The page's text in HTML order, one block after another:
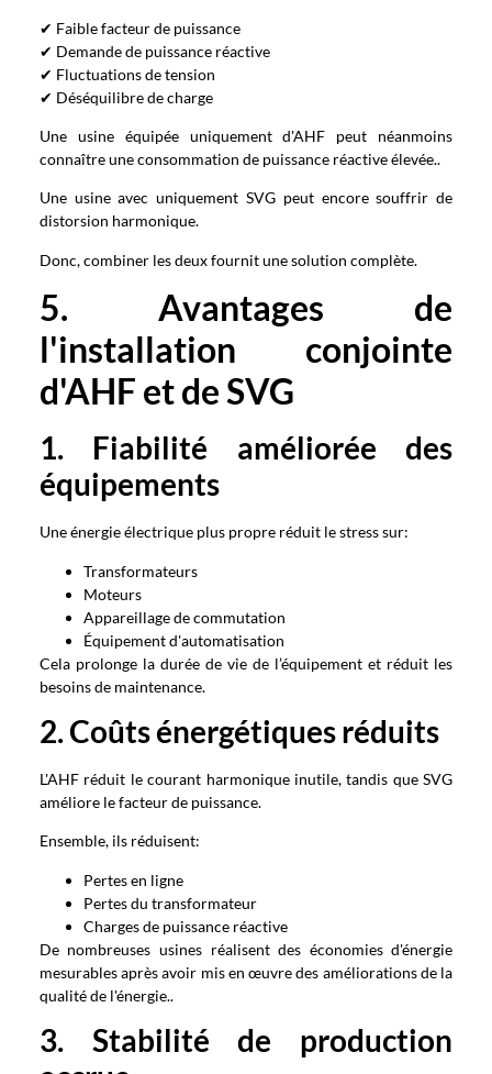
✔ Faible facteur de puissance
✔ Demande de puissance réactive
✔ Fluctuations de tension
✔ Déséquilibre de charge
Une usine équipée uniquement d'AHF peut néanmoins
connaître une consommation de puissance réactive élevée..
Une usine avec uniquement SVG peut encore souffrir de
distorsion harmonique.
Donc, combiner les deux fournit une solution complète.
5. Avantages de
l'installation conjointe
d'AHF et de SVG
1. Fiabilité améliorée des
équipements
Une énergie électrique plus propre réduit le stress sur:
Transformateurs
Moteurs
Appareillage de commutation
Équipement d'automatisation
Cela prolonge la durée de vie de l’équipement et réduit les
besoins de maintenance.
2. Coûts énergétiques réduits
L'AHF réduit le courant harmonique inutile, tandis que SVG
améliore le facteur de puissance.
Ensemble, ils réduisent:
Pertes en ligne
Pertes du transformateur
Charges de puissance réactive
De nombreuses usines réalisent des économies d'énergie
mesurables après avoir mis en œuvre des améliorations de la
qualité de l'énergie..
3. Stabilité de production